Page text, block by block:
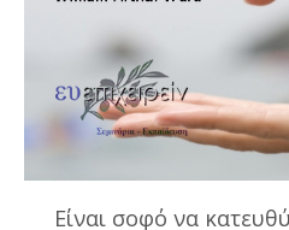
Είναι σοφό να